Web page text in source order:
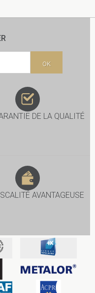
OK
DE LA QUALITÉ
AVANTAGEUSE